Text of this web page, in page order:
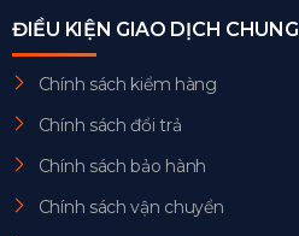
ĐIỀU KIỆN GIAO DỊCH CHUNG
Chính sách kiểm hàng
Chính sách đổi trả
Chính sách bảo hành
Chính sách vận chuyển